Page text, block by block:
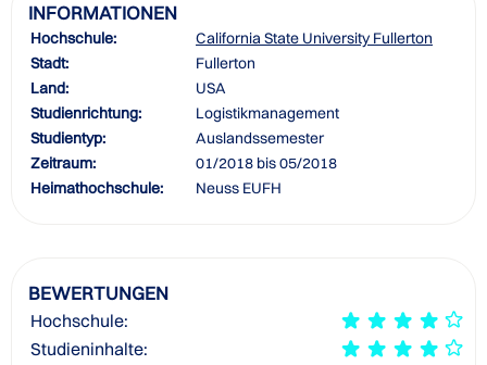
INFORMATIONEN
Hochschule:
California State University Fullerton
Stadt:
Fullerton
Land:
USA
Studienrichtung:
Logistikmanagement
Studientyp:
Auslandssemester
Zeitraum:
01/2018 bis 05/2018
Heimathochschule:
Neuss EUFH
BEWERTUNGEN
Hochschule:
Studieninhalte: